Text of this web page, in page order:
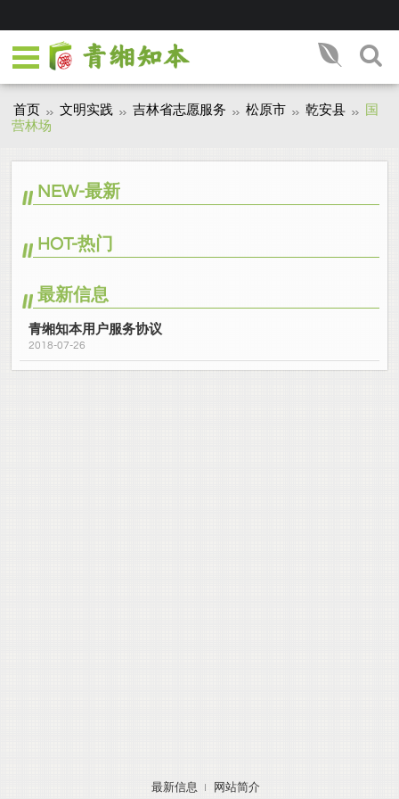
首页 文明实践 吉林省志愿服务 松原市 乾安县
国
营林场
NEW-最新
HOT-热门
最新信息
青缃知本用户服务协议
2018-07-26
最新信息 网站简介